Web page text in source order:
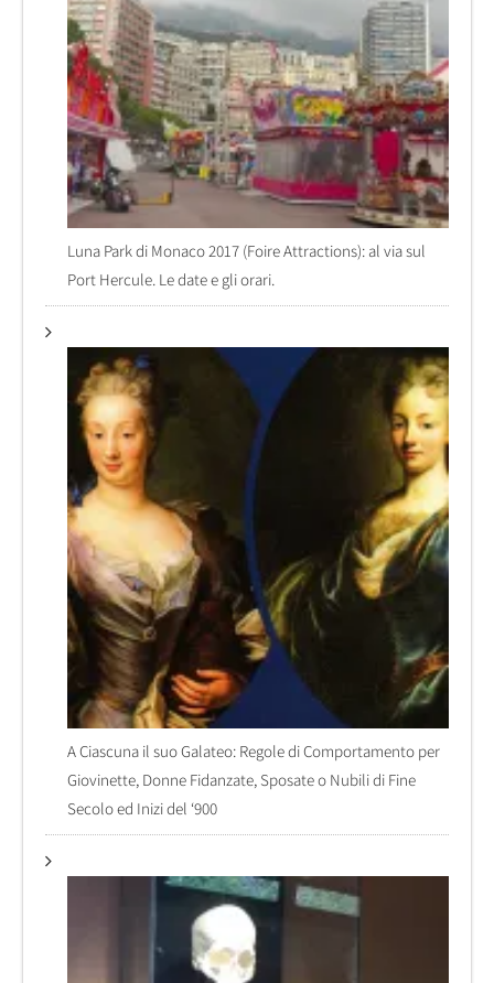
Luna Park di Monaco 2017 (Foire Attractions): al via sul
Port Hercule. Le date e gli orari.
A Ciascuna il suo Galateo: Regole di Comportamento per
Giovinette, Donne Fidanzate, Sposate o Nubili di Fine
Secolo ed Inizi del ‘900